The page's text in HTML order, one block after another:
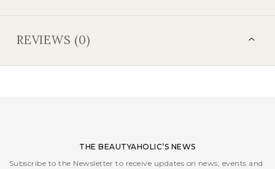
REVIEWS (0)
THE BEAUTYAHOLIC’S NEWS
Subscribe to the Newsletter to receive updates on news, events and